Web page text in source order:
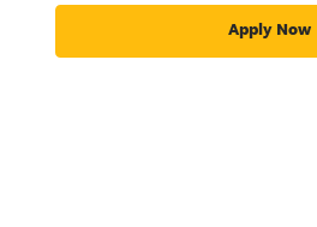
Apply Now